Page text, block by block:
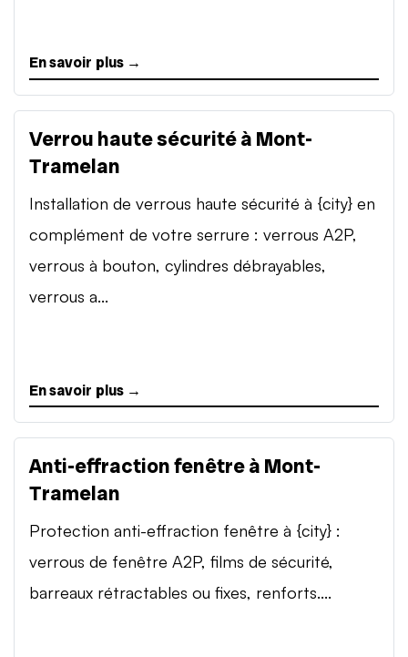
En savoir plus →
Verrou haute sécurité à Mont-
Tramelan
Installation de verrous haute sécurité à {city} en
complément de votre serrure : verrous A2P,
verrous à bouton, cylindres débrayables,
verrous a...
En savoir plus →
Anti-effraction fenêtre à Mont-
Tramelan
Protection anti-effraction fenêtre à {city} :
verrous de fenêtre A2P, films de sécurité,
barreaux rétractables ou fixes, renforts....